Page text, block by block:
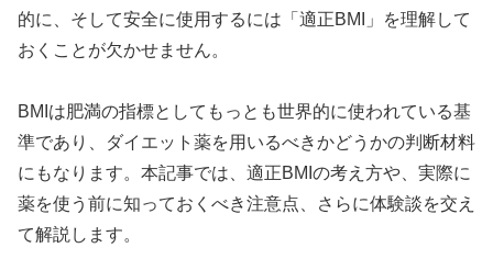
的に、そして安全に使用するには「適正BMI」を理解して
おくことが欠かせません。
BMIは肥満の指標としてもっとも世界的に使われている基
準であり、ダイエット薬を用いるべきかどうかの判断材料
にもなります。本記事では、適正BMIの考え方や、実際に
薬を使う前に知っておくべき注意点、さらに体験談を交え
て解説します。